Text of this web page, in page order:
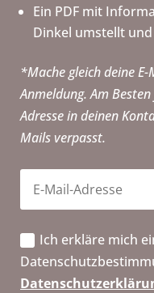
Ein PDF mit
Dinkel umstellt
*Mache gleich deine
Anmeldung. Am
Adresse in deinen
Mails verpasst.
Ich erkläre mich